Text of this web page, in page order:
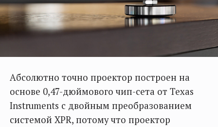
Абсолютно точно проектор построен на
основе 0,47-дюймового чип-сета от Texas
Instruments c двойным преобразованием
системой XPR, потому что проектор